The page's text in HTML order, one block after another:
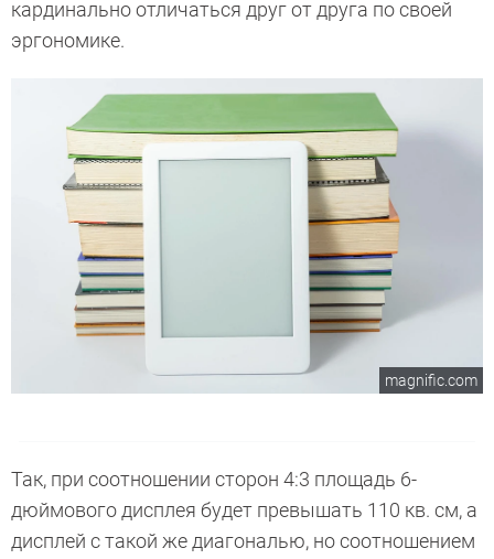
кардинально отличаться друг от друга по своей
эргономике.
magnific.com
Так, при соотношении сторон 4:3 площадь 6-
дюймового дисплея будет превышать 110 кв. см, а
дисплей с такой же диагональю, но соотношением